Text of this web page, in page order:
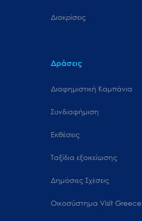
Διακρίσεις
Δράσεις
Διαφημιστική Καμπάνια
Συνδιαφήμιση
Εκθέσεις
Ταξίδια εξοικείωσης
Δημόσιες Σχέσεις
Oικοσύστημα Visit Greece